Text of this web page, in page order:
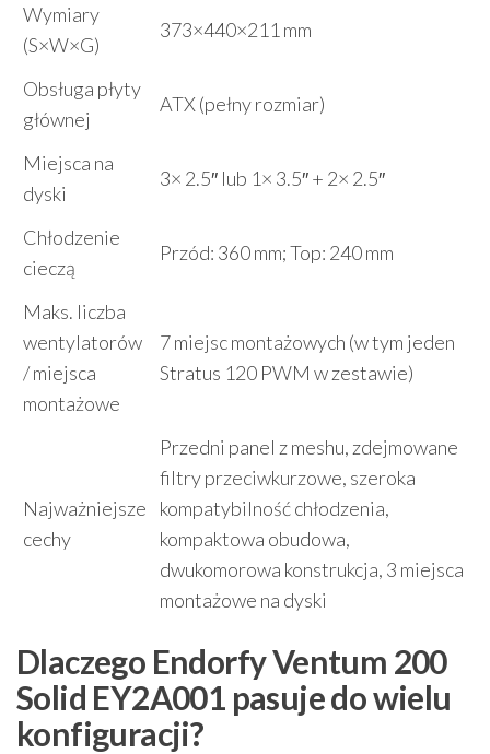
Wymiary
(S×W×G)
373×440×211 mm
Obsługa płyty
głównej
ATX (pełny rozmiar)
Miejsca na
dyski
3× 2.5″ lub 1× 3.5″ + 2× 2.5″
Chłodzenie
cieczą
Przód: 360 mm; Top: 240 mm
Maks. liczba
wentylatorów
/ miejsca
montażowe
7 miejsc montażowych (w tym jeden
Stratus 120 PWM w zestawie)
Najważniejsze
cechy
Przedni panel z meshu, zdejmowane
filtry przeciwkurzowe, szeroka
kompatybilność chłodzenia,
kompaktowa obudowa,
dwukomorowa konstrukcja, 3 miejsca
montażowe na dyski
Dlaczego Endorfy Ventum 200
Solid EY2A001 pasuje do wielu
konfiguracji?